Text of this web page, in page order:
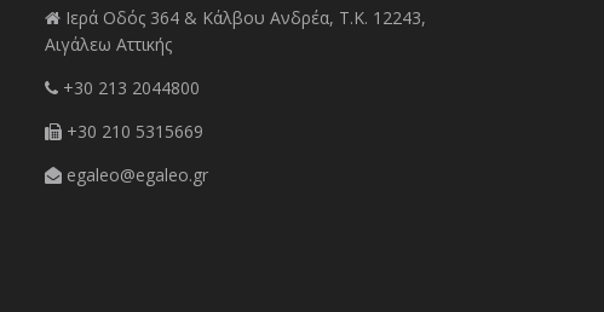
Ιερά Οδός 364 & Κάλβου Ανδρέα, Τ.Κ. 12243,
Αιγάλεω Αττικής
+30 213 2044800
+30 210 5315669
egaleo@egaleo.gr